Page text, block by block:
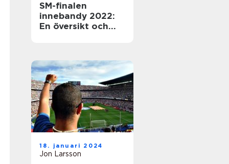
SM-finalen
innebandy 2022:
En översikt och
18. januari 2024
Jon Larsson